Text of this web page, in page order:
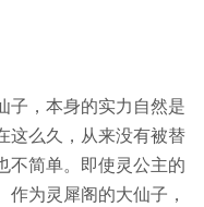
子，本身的实力自然是
这么久，从来没有被替
不简单。即使灵公主的
为灵犀阁的大仙子，